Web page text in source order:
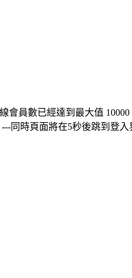
會員數已經達到最大值
---同時頁面將在5秒後跳到登入